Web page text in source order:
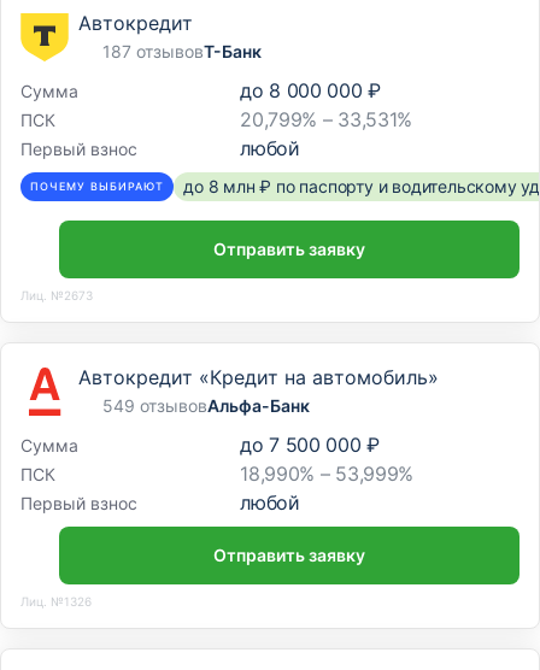
Автокредит
187 отзывовТ-Банк
Сумма
до 8 000 000 ₽
ПСК 20,799% – 33,531%
Первый взнос любой
ПОЧЕМУ ВЫБИРАЮТ до 8 млн ₽ по паспорту и водительскому
Отправить заявку
Лиц. №2673
Автокредит «Кредит на автомобиль»
549 отзывовАльфа-Банк
Сумма
до 7 500 000 ₽
ПСК 18,990% – 53,999%
Первый взнос любой
Отправить заявку
Лиц. №1326